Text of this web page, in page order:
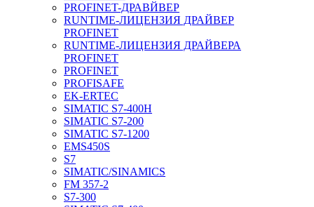
PROFINET-ДРАВЙВЕР
RUNTIME-ЛИЦЕНЗИЯ ДРАЙВЕР
PROFINET
RUNTIME-ЛИЦЕНЗИЯ ДРАЙВЕРА
PROFINET
PROFINET
PROFISAFE
EK-ERTEC
SIMATIC S7-400H
SIMATIC S7-200
SIMATIC S7-1200
EMS450S
S7
SIMATIC/SINAMICS
FM 357-2
S7-300